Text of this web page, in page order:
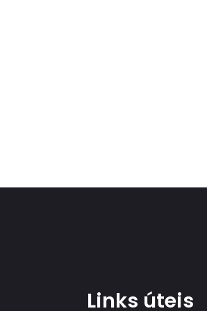
Links úteis